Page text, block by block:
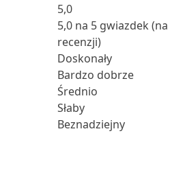
5,0
5,0 na 5 gwiazdek
recenzji)
Doskonały
Bardzo dobrze
Średnio
Słaby
Beznadziejny